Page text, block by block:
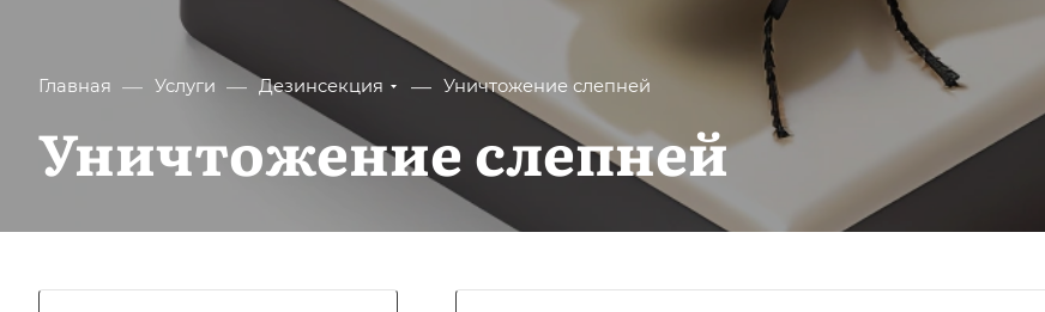
Главная — Услуги — Дезинсекция — Уничтожение слепней
Уничтожение слепней